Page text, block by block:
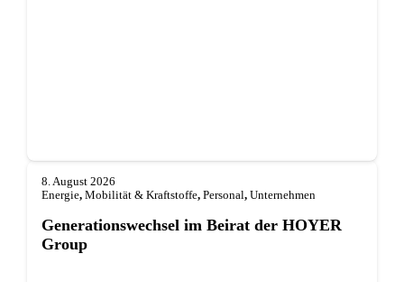
8. August 2026
Energie, Mobilität & Kraftstoffe, Personal, Unternehmen
Generationswechsel im Beirat der HOYER
Group